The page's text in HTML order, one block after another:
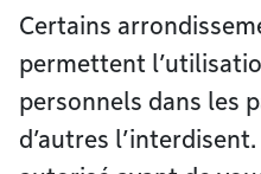
Certains
permettent
personnels dans les
d’autres